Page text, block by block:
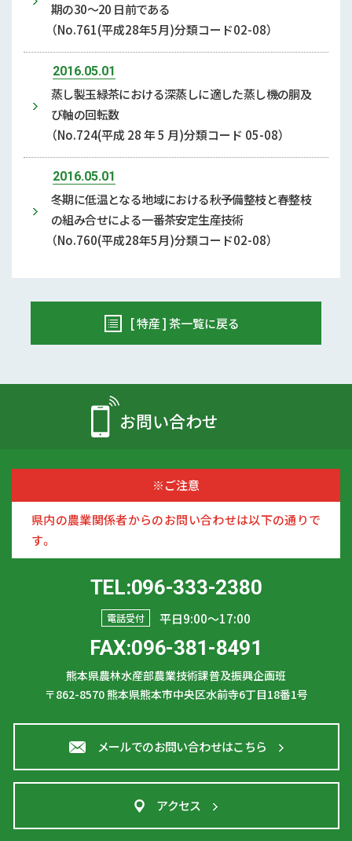
期の30〜20 日前である
（No.761(平成28年5月)分類コード02-08）
2016.05.01
蒸し製玉緑茶における深蒸しに適した蒸し機の胴及
び軸の回転数
（No.724(平成 28 年 5 月)分類コード 05-08）
2016.05.01
冬期に低温となる地域における秋予備整枝と春整枝
の組み合せによる一番茶安定生産技術
（No.760(平成28年5月)分類コード02-08）
[ 特産 ] 茶一覧に戻る
お問い合わせ
※ご注意
県内の農業関係者からのお問い合わせは以下の通りで
す。
TEL:096-333-2380
電話受付 平日9:00〜17:00
FAX:096-381-8491
熊本県農林水産部農業技術課普及振興企画班
〒862-8570熊本県熊本市中央区水前寺6丁目18番1号
メールでのお問い合わせはこちら
アクセス